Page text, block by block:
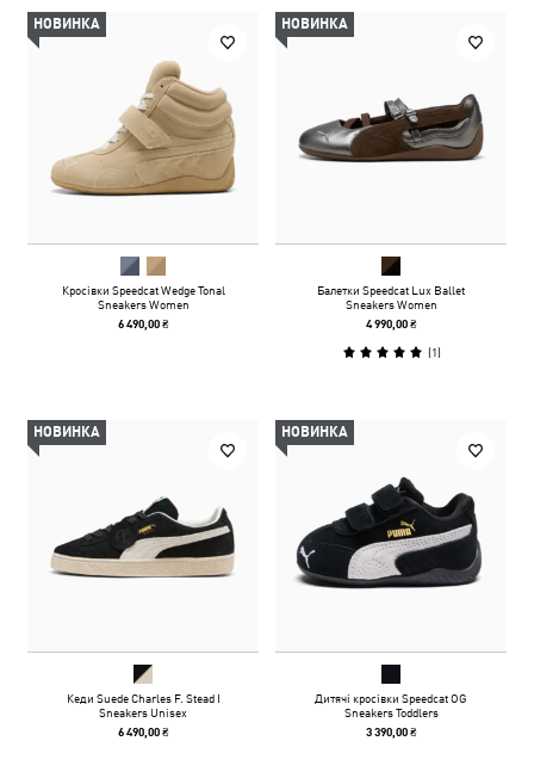
НОВИНКА
Кросівки Speedcat Wedge Tonal
Sneakers Women
6 490,00 ₴
НОВИНКА
Балетки Speedcat Lux Ballet
Sneakers Women
4 990,00 ₴
(1)
НОВИНКА
Кеди Suede Charles F. Stead I
Sneakers Unisex
6 490,00 ₴
НОВИНКА
Дитячі кросівки Speedcat OG
Sneakers Toddlers
3 390,00 ₴